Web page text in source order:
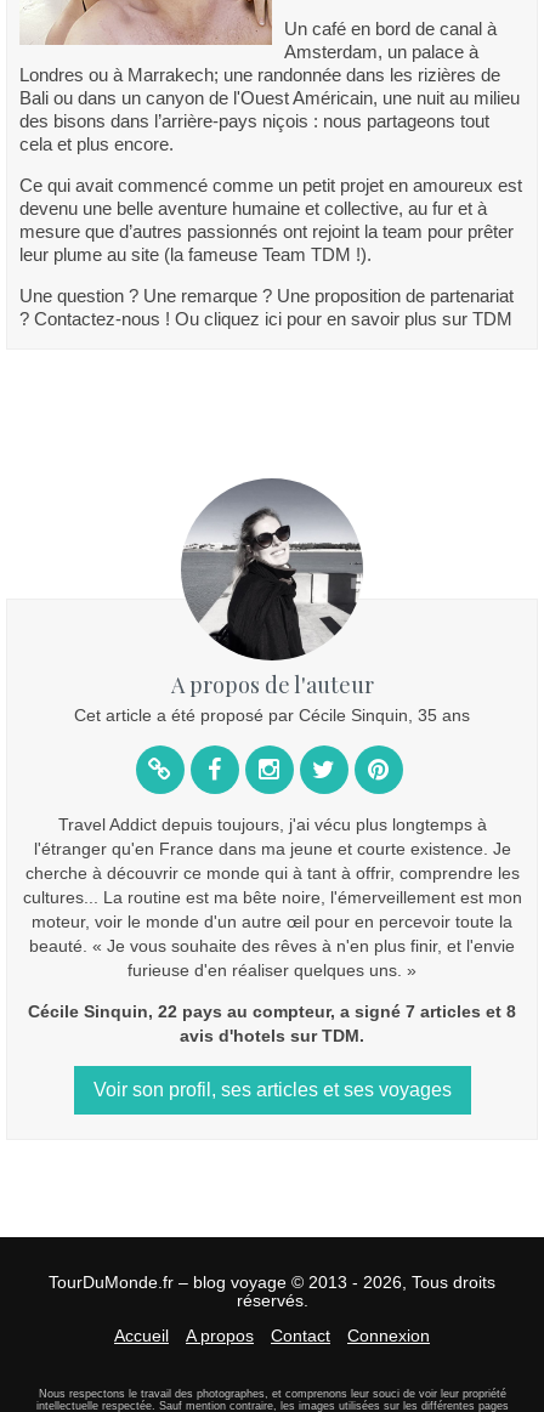
Un café en bord de canal à
Amsterdam, un palace à
Londres ou à Marrakech; une randonnée dans les rizières de
Bali ou dans un canyon de l'Ouest Américain, une nuit au milieu
des bisons dans l’arrière-pays niçois : nous partageons tout
cela et plus encore.
Ce qui avait commencé comme un petit projet en amoureux est
devenu une belle aventure humaine et collective, au fur et à
mesure que d’autres passionnés ont rejoint la team pour prêter
leur plume au site (la fameuse Team TDM !).
Une question ? Une remarque ? Une proposition de partenariat
? Contactez-nous ! Ou cliquez ici pour en savoir plus sur TDM
A propos de l'auteur
Cet article a été proposé par Cécile Sinquin, 35 ans
Travel Addict depuis toujours, j'ai vécu plus longtemps à
l'étranger qu'en France dans ma jeune et courte existence. Je
cherche à découvrir ce monde qui à tant à offrir, comprendre les
cultures... La routine est ma bête noire, l'émerveillement est mon
moteur, voir le monde d'un autre œil pour en percevoir toute la
beauté. « Je vous souhaite des rêves à n'en plus finir, et l'envie
furieuse d'en réaliser quelques uns. »
Cécile Sinquin, 22 pays au compteur, a signé 7 articles et 8
avis d'hotels sur TDM.
Voir son profil, ses articles et ses voyages
TourDuMonde.fr – blog voyage © 2013 - 2026, Tous droits
réservés.
Accueil
A propos Contact Connexion
Nous respectons le travail des photographes, et comprenons leur souci de voir leur propriété
intellectuelle respectée. Sauf mention contraire, les images utilisées sur les différentes pages